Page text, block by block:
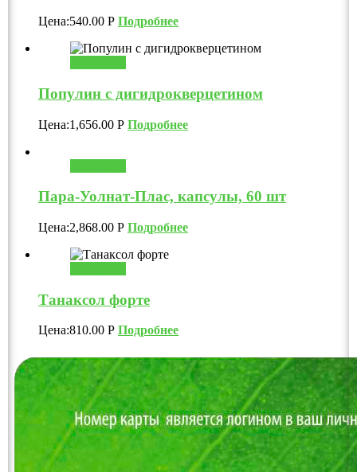
Цена:540.00 Р Подробнее
Популин с дигидрокверцетином
Цена:1,656.00 Р Подробнее
Пара-Уолнат-Плас, капсулы, 60 шт
Цена:2,868.00 Р Подробнее
Танаксол форте
Цена:810.00 Р Подробнее